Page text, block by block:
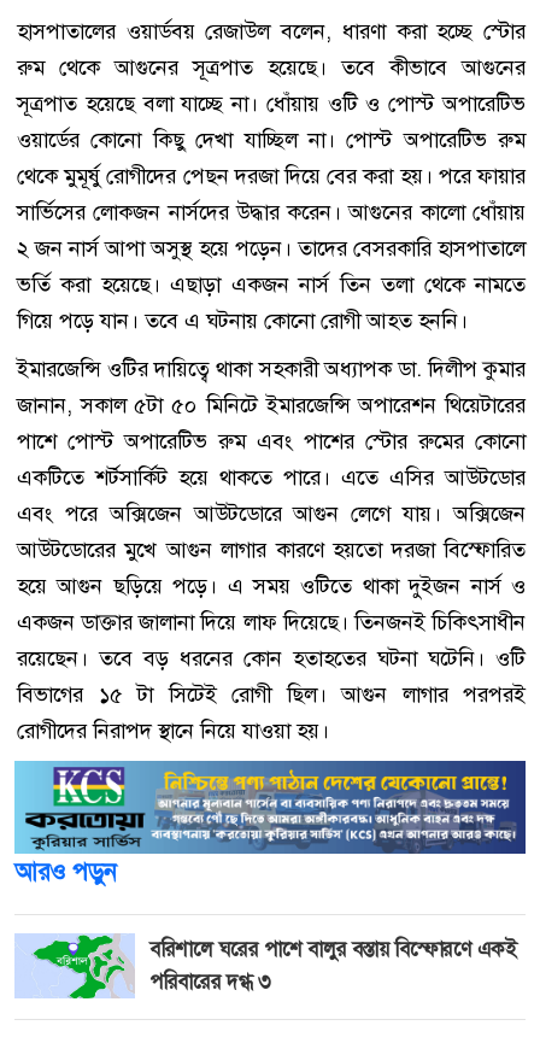
হাসপাতালের ওয়ার্ডবয় রেজাউল বলেন, ধারণা করা হচ্ছে স্টোর
রুম থেকে আগুনের সূত্রপাত হয়েছে। তবে কীভাবে আগুনের
সূত্রপাত হয়েছে বলা যাচ্ছে না। ধোঁয়ায় ওটি ও পোস্ট অপারেটিভ
ওয়ার্ডের কোনো কিছু দেখা যাচ্ছিল না। পোস্ট অপারেটিভ রুম
থেকে মুমূর্ষু রোগীদের পেছন দরজা দিয়ে বের করা হয়। পরে ফায়ার
সার্ভিসের লোকজন নার্সদের উদ্ধার করেন। আগুনের কালো ধোঁয়ায়
২ জন নার্স আপা অসুস্থ হয়ে পড়েন। তাদের বেসরকারি হাসপাতালে
ভর্তি করা হয়েছে। এছাড়া একজন নার্স তিন তলা থেকে নামতে
গিয়ে পড়ে যান। তবে এ ঘটনায় কোনো রোগী আহত হননি।
ইমারজেন্সি ওটির দায়িত্বে থাকা সহকারী অধ্যাপক ডা. দিলীপ কুমার
জানান, সকাল ৫টা ৫০ মিনিটে ইমারজেন্সি অপারেশন থিয়েটারের
পাশে পোস্ট অপারেটিভ রুম এবং পাশের স্টোর রুমের কোনো
একটিতে শর্টসার্কিট হয়ে থাকতে পারে। এতে এসির আউটডোর
এবং পরে অক্সিজেন আউটডোরে আগুন লেগে যায়। অক্সিজেন
আউটডোরের মুখে আগুন লাগার কারণে হয়তো দরজা বিস্ফোরিত
হয়ে আগুন ছড়িয়ে পড়ে। এ সময় ওটিতে থাকা দুইজন নার্স ও
একজন ডাক্তার জালানা দিয়ে লাফ দিয়েছে। তিনজনই চিকিৎসাধীন
রয়েছেন। তবে বড় ধরনের কোন হতাহতের ঘটনা ঘটেনি। ওটি
বিভাগের ১৫ টা সিটেই রোগী ছিল। আগুন লাগার পরপরই
রোগীদের নিরাপদ স্থানে নিয়ে যাওয়া হয়।
আরও পড়ুন
বরিশালে ঘরের পাশে বালুর বস্তায় বিস্ফোরণে একই
পরিবারের দগ্ধ ৩